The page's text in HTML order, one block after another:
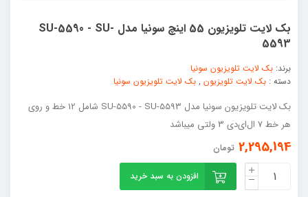
بک لایت تلویزیون 55 اینچ سونیا مدل SU-5590 - SU-
5593
برند: بک لایت تلویزیون سونیا
دسته : بک لایت تلویزیون , بک لایت تلویزیون سونیا
بک لایت تلویزیون سونیا مدل SU-5590 - SU-5593 شامل 12 خط و روی
هر خط 7 ال‌ای‌دی 3 ولتی میباشد
2,295,194 تومان
افزودن به سبد خرید